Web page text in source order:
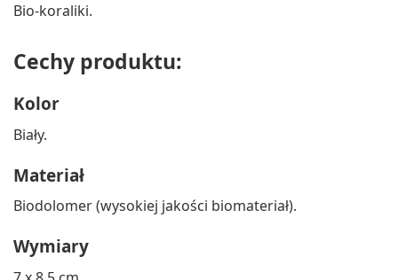
Bio-koraliki.
Cechy produktu:
Kolor
Biały.
Materiał
Biodolomer (wysokiej jakości biomateriał).
Wymiary